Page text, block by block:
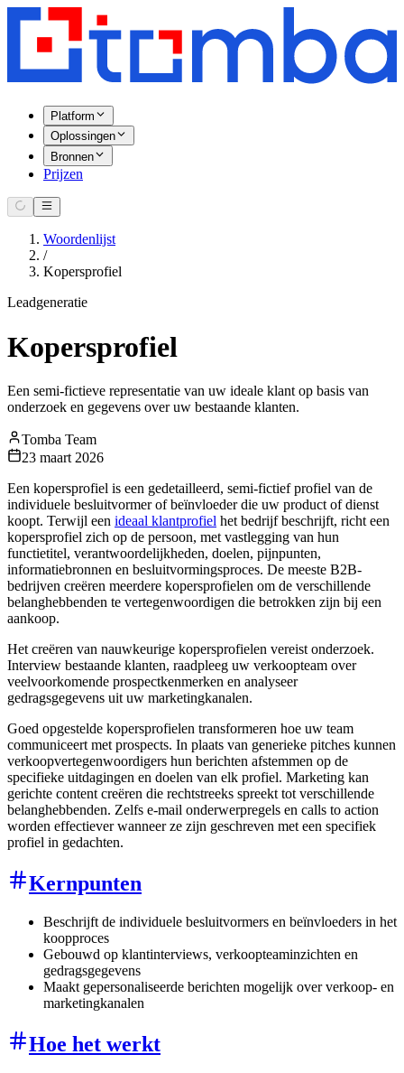
Platform
Oplossingen
Bronnen
Prijzen
Woordenlijst
/
Kopersprofiel
Leadgeneratie
Kopersprofiel
Een semi-fictieve representatie van uw ideale klant op basis van
onderzoek en gegevens over uw bestaande klanten.
Tomba Team
23 maart 2026
Een kopersprofiel is een gedetailleerd, semi-fictief profiel van de
individuele besluitvormer of beïnvloeder die uw product of dienst
koopt. Terwijl een ideaal klantprofiel het bedrijf beschrijft, richt een
kopersprofiel zich op de persoon, met vastlegging van hun
functietitel, verantwoordelijkheden, doelen, pijnpunten,
informatiebronnen en besluitvormingsproces. De meeste B2B-
bedrijven creëren meerdere kopersprofielen om de verschillende
belanghebbenden te vertegenwoordigen die betrokken zijn bij een
aankoop.
Het creëren van nauwkeurige kopersprofielen vereist onderzoek.
Interview bestaande klanten, raadpleeg uw verkoopteam over
veelvoorkomende prospectkenmerken en analyseer
gedragsgegevens uit uw marketingkanalen.
Goed opgestelde kopersprofielen transformeren hoe uw team
communiceert met prospects. In plaats van generieke pitches kunnen
verkoopvertegenwoordigers hun berichten afstemmen op de
specifieke uitdagingen en doelen van elk profiel. Marketing kan
gerichte content creëren die rechtstreeks spreekt tot verschillende
belanghebbenden. Zelfs e-mail onderwerpregels en calls to action
worden effectiever wanneer ze zijn geschreven met een specifiek
profiel in gedachten.
Kernpunten
Beschrijft de individuele besluitvormers en beïnvloeders in het
koopproces
Gebouwd op klantinterviews, verkoopteaminzichten en
gedragsgegevens
Maakt gepersonaliseerde berichten mogelijk over verkoop- en
marketingkanalen
Hoe het werkt